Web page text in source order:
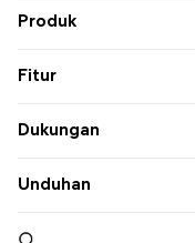
Produk
Fitur
Dukungan
Unduhan